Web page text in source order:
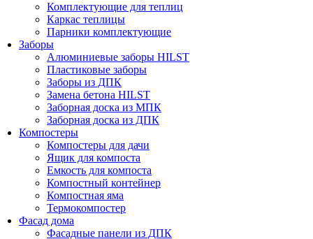
Комплектующие для теплиц
Каркас теплицы
Парники комплектующие
Заборы
Алюминиевые заборы HILST
Пластиковые заборы
Заборы из ДПК
Замена бетона HILST
Заборная доска из МПК
Заборная доска из ДПК
Компостеры
Компостеры для дачи
Ящик для компоста
Емкость для компоста
Компостный контейнер
Компостная яма
Термокомпостер
Фасад дома
Фасадные панели из ДПК